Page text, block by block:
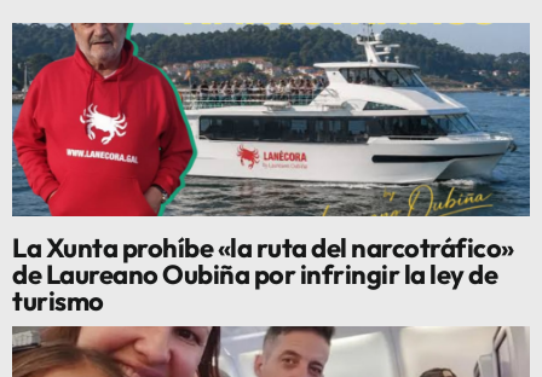
La Xunta prohíbe «la ruta del narcotráfico»
de Laureano Oubiña por infringir la ley de
turismo